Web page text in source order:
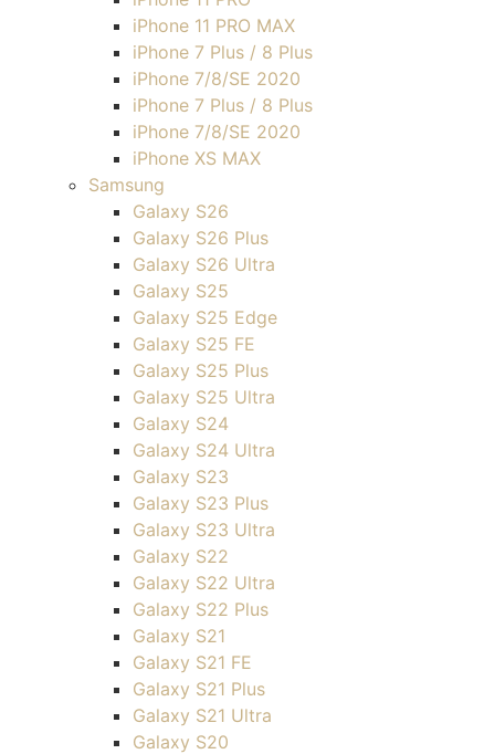
iPhone 11 PRO MAX
iPhone 7 Plus / 8 Plus
iPhone 7/8/SE 2020
iPhone 7 Plus / 8 Plus
iPhone 7/8/SE 2020
iPhone XS MAX
Samsung
Galaxy S26
Galaxy S26 Plus
Galaxy S26 Ultra
Galaxy S25
Galaxy S25 Edge
Galaxy S25 FE
Galaxy S25 Plus
Galaxy S25 Ultra
Galaxy S24
Galaxy S24 Ultra
Galaxy S23
Galaxy S23 Plus
Galaxy S23 Ultra
Galaxy S22
Galaxy S22 Ultra
Galaxy S22 Plus
Galaxy S21
Galaxy S21 FE
Galaxy S21 Plus
Galaxy S21 Ultra
Galaxy S20